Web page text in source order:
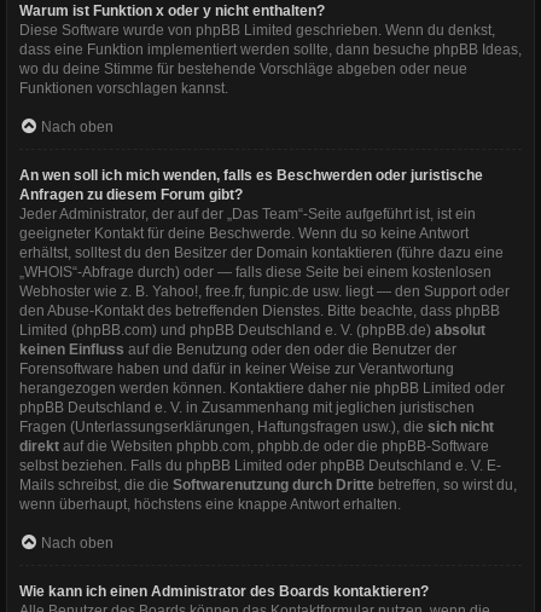
Warum ist Funktion x oder y nicht enthalten?
Diese Software wurde von phpBB Limited geschrieben. Wenn du denkst,
dass eine Funktion implementiert werden sollte, dann besuche phpBB Ideas,
wo du deine Stimme für bestehende Vorschläge abgeben oder neue
Funktionen vorschlagen kannst.
Nach oben
An wen soll ich mich wenden, falls es Beschwerden oder juristische
Anfragen zu diesem Forum gibt?
Jeder Administrator, der auf der „Das Team“-Seite aufgeführt ist, ist ein
geeigneter Kontakt für deine Beschwerde. Wenn du so keine Antwort
erhältst, solltest du den Besitzer der Domain kontaktieren (führe dazu eine
„WHOIS“-Abfrage durch) oder — falls diese Seite bei einem kostenlosen
Webhoster wie z. B. Yahoo!, free.fr, funpic.de usw. liegt — den Support oder
den Abuse-Kontakt des betreffenden Dienstes. Bitte beachte, dass phpBB
Limited (phpBB.com) und phpBB Deutschland e. V. (phpBB.de) absolut
keinen Einfluss auf die Benutzung oder den oder die Benutzer der
Forensoftware haben und dafür in keiner Weise zur Verantwortung
herangezogen werden können. Kontaktiere daher nie phpBB Limited oder
phpBB Deutschland e. V. in Zusammenhang mit jeglichen juristischen
Fragen (Unterlassungserklärungen, Haftungsfragen usw.), die sich nicht
direkt auf die Websiten phpbb.com, phpbb.de oder die phpBB-Software
selbst beziehen. Falls du phpBB Limited oder phpBB Deutschland e. V. E-
Mails schreibst, die die Softwarenutzung durch Dritte betreffen, so wirst du,
wenn überhaupt, höchstens eine knappe Antwort erhalten.
Nach oben
Wie kann ich einen Administrator des Boards kontaktieren?